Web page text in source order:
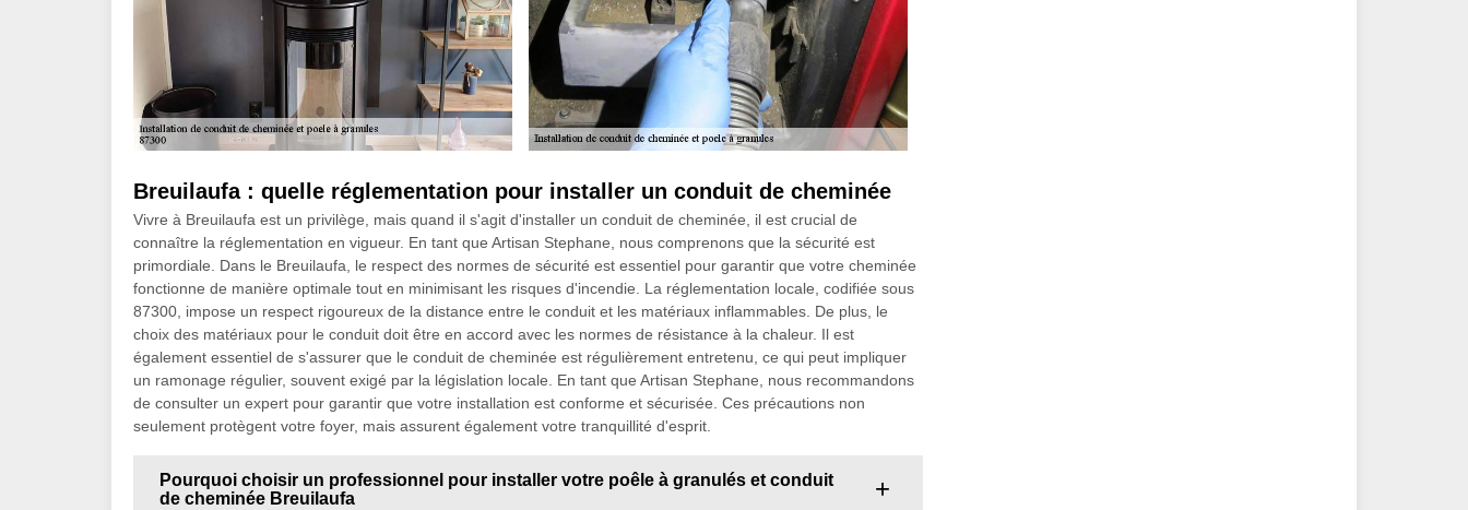
Breuilaufa : quelle réglementation pour installer un conduit de cheminée
Vivre à Breuilaufa est un privilège, mais quand il s'agit d'installer un conduit de cheminée, il est crucial de
connaître la réglementation en vigueur. En tant que Artisan Stephane, nous comprenons que la sécurité est
primordiale. Dans le Breuilaufa, le respect des normes de sécurité est essentiel pour garantir que votre cheminée
fonctionne de manière optimale tout en minimisant les risques d'incendie. La réglementation locale, codifiée sous
87300, impose un respect rigoureux de la distance entre le conduit et les matériaux inflammables. De plus, le
choix des matériaux pour le conduit doit être en accord avec les normes de résistance à la chaleur. Il est
également essentiel de s'assurer que le conduit de cheminée est régulièrement entretenu, ce qui peut impliquer
un ramonage régulier, souvent exigé par la législation locale. En tant que Artisan Stephane, nous recommandons
de consulter un expert pour garantir que votre installation est conforme et sécurisée. Ces précautions non
seulement protègent votre foyer, mais assurent également votre tranquillité d'esprit.
Pourquoi choisir un professionnel pour installer votre poêle à granulés et conduit
de cheminée Breuilaufa